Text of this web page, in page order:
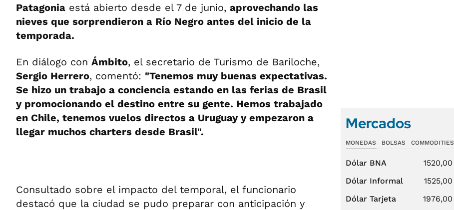
Patagonia está abierto desde el 7 de junio, aprovechando las
nieves que sorprendieron a Río Negro antes del inicio de la
temporada.
En diálogo con Ámbito, el secretario de Turismo de Bariloche,
Sergio Herrero, comentó: "Tenemos muy buenas expectativas.
Se hizo un trabajo a conciencia estando en las ferias de Brasil
y promocionando el destino entre su gente. Hemos trabajado
en Chile, tenemos vuelos directos a Uruguay y empezaron a
llegar muchos charters desde Brasil".
Consultado sobre el impacto del temporal, el funcionario
destacó que la ciudad se pudo preparar con anticipación y
Mercados
MONEDAS BOLSAS COMMODITIES
Dólar BNA 1520,00
Dólar Informal
1525,00
Dólar Tarjeta
1976,00